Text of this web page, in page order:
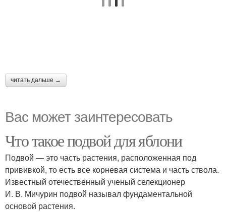
читать дальше →
Вас может заинтересовать
Что такое подвой для яблони
Подвой — это часть растения, расположенная под
прививкой, то есть все корневая система и часть ствола.
Известный отечественный ученый селекционер
И. В. Мичурин подвой называл фундаментальной
основой растения.